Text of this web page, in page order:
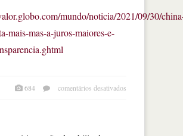
mundo/noticia/2021/09/30/
mais-mas-a-juros-maiores-e-
684 comentários desativados